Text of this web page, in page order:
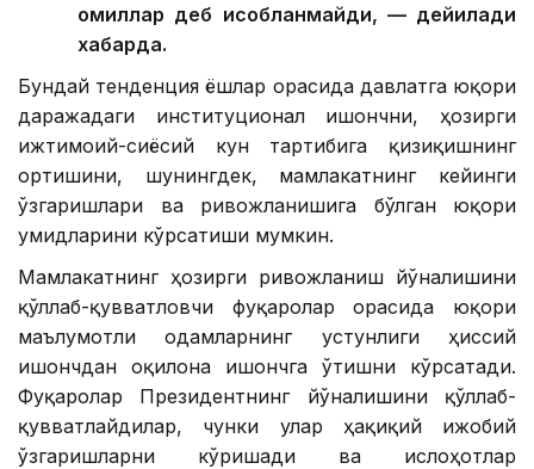
омиллар деб ҳисобланмайди, — дейилади
хабарда.
Бундай тенденция ёшлар орасида давлатга юқори
даражадаги институционал ишончни, ҳозирги
ижтимоий-сиёсий кун тартибига қизиқишнинг
ортишини, шунингдек, мамлакатнинг кейинги
ўзгаришлари ва ривожланишига бўлган юқори
умидларини кўрсатиши мумкин.
Мамлакатнинг ҳозирги ривожланиш йўналишини
қўллаб-қувватловчи фуқаролар орасида юқори
маълумотли одамларнинг устунлиги ҳиссий
ишончдан оқилона ишончга ўтишни кўрсатади.
Фуқаролар Президентнинг йўналишини қўллаб-
қувватлайдилар, чунки улар ҳақиқий ижобий
ўзгаришларни кўришади ва ислоҳотлар